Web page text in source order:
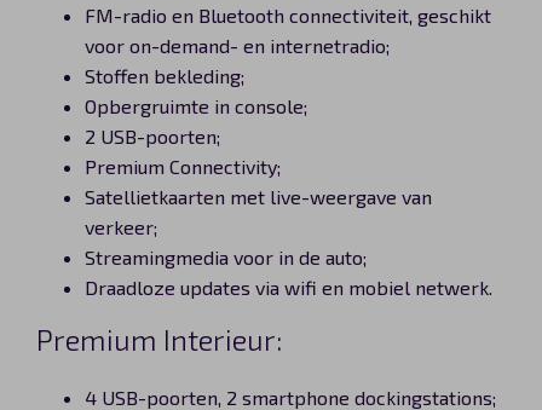
FM-radio en Bluetooth connectiviteit, geschikt
voor on-demand- en internetradio;
Stoffen bekleding;
Opbergruimte in console;
2 USB-poorten;
Premium Connectivity;
Satellietkaarten met live-weergave van
verkeer;
Streamingmedia voor in de auto;
Draadloze updates via wifi en mobiel netwerk.
Premium Interieur:
4 USB-poorten, 2 smartphone dockingstations;